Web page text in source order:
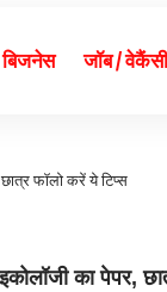
बिजनेस जॉब / वेकैंसी
छात्र फॉलो करें ये टिप्स
का पेपर,